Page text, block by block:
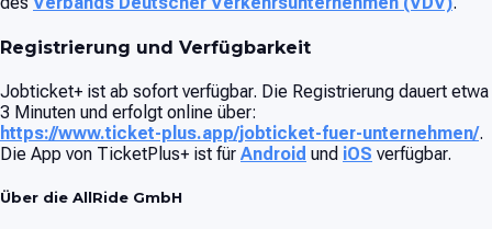
Registrierung und Verfügbarkeit
Jobticket+ ist ab sofort verfügbar. Die Registrierung dauert etwa
3 Minuten und erfolgt online über:
https://www.ticket-plus.app/jobticket-fuer-unternehmen/.
Die App von TicketPlus+ ist für Android und iOS verfügbar.
Über die AllRide GmbH